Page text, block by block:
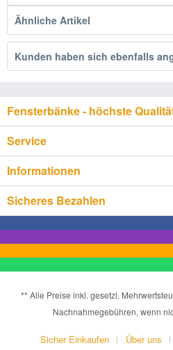
Ähnliche Artikel
Kunden haben sich ebenfalls
Fensterbänke - höchste
Service
Informationen
Sicheres Bezahlen
** Alle Preise inkl. gesetzl.
Nachnahmegebühren, wenn
Sicher Einkaufen Über uns